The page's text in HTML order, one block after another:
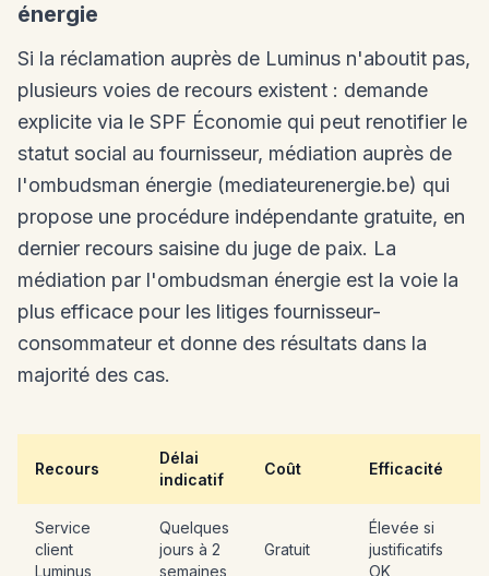
énergie
Si la réclamation auprès de Luminus n'aboutit pas,
plusieurs voies de recours existent : demande
explicite via le SPF Économie qui peut renotifier le
statut social au fournisseur, médiation auprès de
l'ombudsman énergie (mediateurenergie.be) qui
propose une procédure indépendante gratuite, en
dernier recours saisine du juge de paix. La
médiation par l'ombudsman énergie est la voie la
plus efficace pour les litiges fournisseur-
consommateur et donne des résultats dans la
majorité des cas.
Recours
Délai
indicatif
Coût Efficacité
Service
client
Luminus
Quelques
jours à 2
semaines
Gratuit
Élevée si
justificatifs
OK